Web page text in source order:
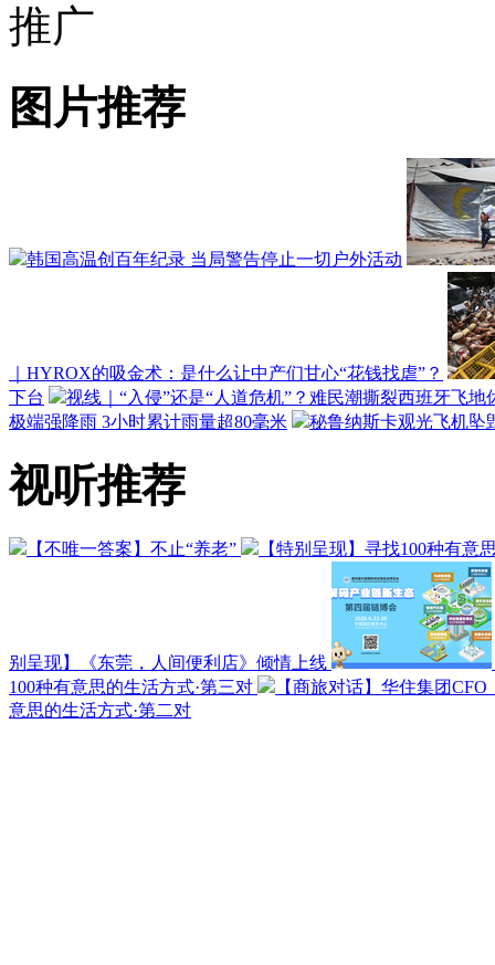
推广
图片推荐
韩国高温创百年纪录 当局警告停止一切户外活动
｜HYROX的吸金术：是什么让中产们甘心“花钱找虐”？
下台
视线｜“入侵”还是“人道危机”？难民潮撕裂西班牙飞地
极端强降雨 3小时累计雨量超80毫米
秘鲁纳斯卡观光飞机坠
视听推荐
【不唯一答案】不止“养老” 【特别呈现】寻找100种有意
别呈现】《东莞，人间便利店》倾情上线
100种有意思的生活方式·第三对
【商旅对话】华住集团
意思的生活方式·第二对